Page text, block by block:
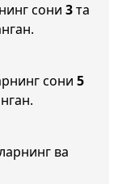
сони 3та
сони 5
ва